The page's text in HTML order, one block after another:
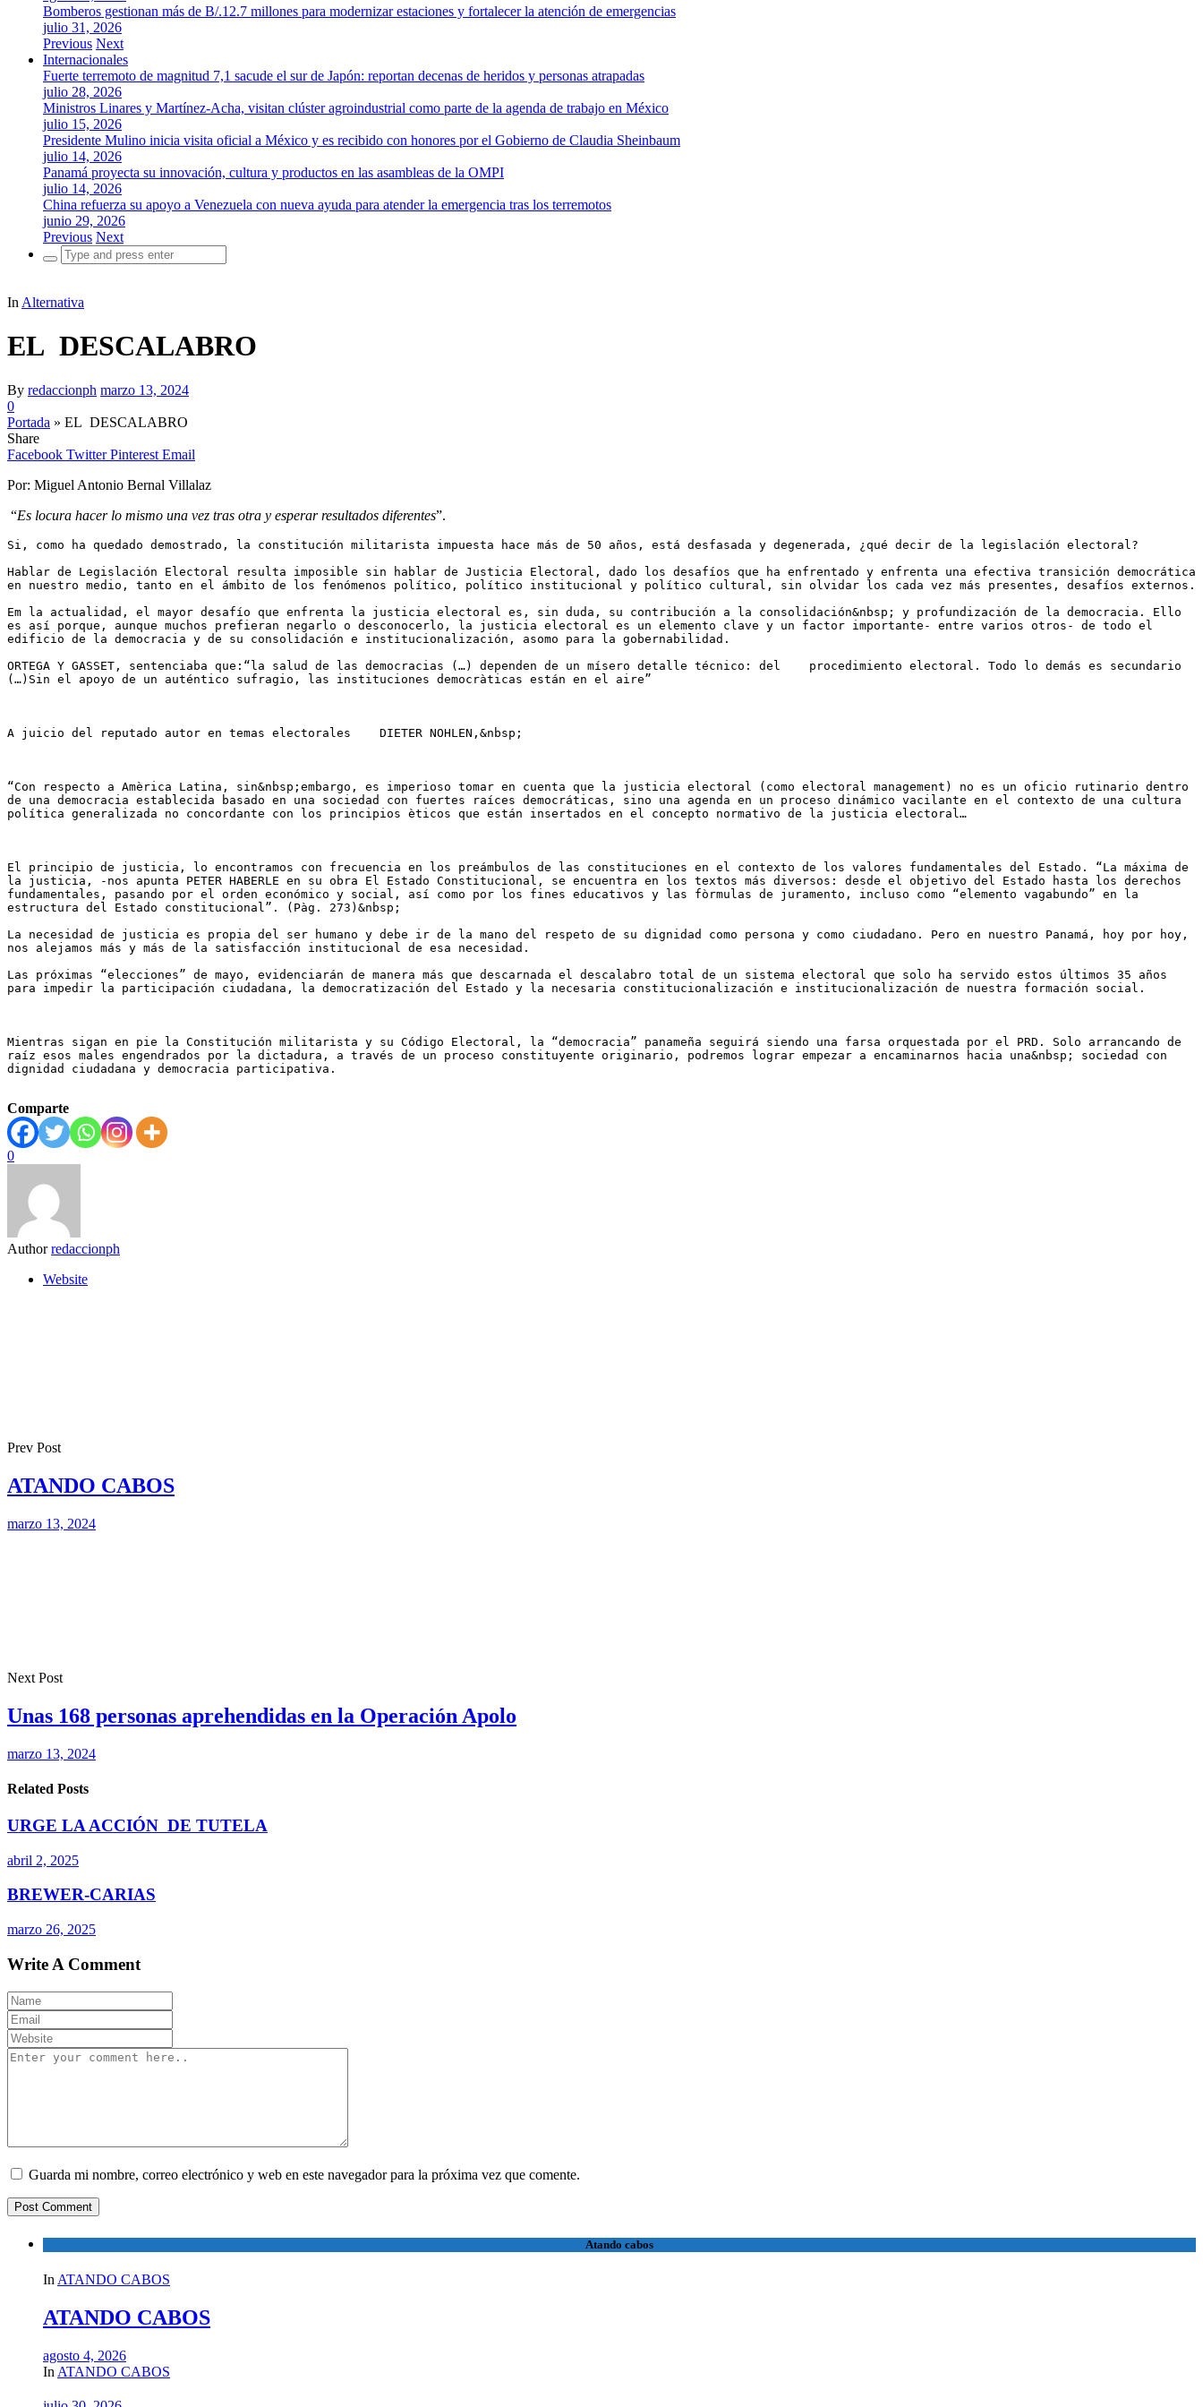
Bomberos gestionan más de B/.12.7 millones para modernizar estaciones y fortalecer la atención de emergencias
julio 31, 2026
Previous Next
Internacionales
Fuerte terremoto de magnitud 7,1 sacude el sur de Japón: reportan decenas de heridos y personas atrapadas
julio 28, 2026
Ministros Linares y Martínez-Acha, visitan clúster agroindustrial como parte de la agenda de trabajo en México
julio 15, 2026
Presidente Mulino inicia visita oficial a México y es recibido con honores por el Gobierno de Claudia Sheinbaum
julio 14, 2026
Panamá proyecta su innovación, cultura y productos en las asambleas de la OMPI
julio 14, 2026
China refuerza su apoyo a Venezuela con nueva ayuda para atender la emergencia tras los terremotos
junio 29, 2026
Previous Next
Search
for:
In Alternativa
EL DESCALABRO
By redaccionph marzo 13, 2024
0
Portada » EL DESCALABRO
Share
Facebook Twitter Pinterest Email
Por: Miguel Antonio Bernal Villalaz
“Es locura hacer lo mismo una vez tras otra y esperar resultados diferentes”.
Si, como ha quedado demostrado, la constitución militarista impuesta hace más de 50 años, está desfasada y degenerada, ¿qué decir de la legislación electoral?
Hablar de Legislación Electoral resulta imposible sin hablar de Justicia Electoral, dado los desafíos que ha enfrentado y enfrenta una efectiva transición democrática
en nuestro medio, tanto en el ámbito de los fenómenos político, político institucional y político cultural, sin olvidar los cada vez más presentes, desafíos externos.
Em la actualidad, el mayor desafío que enfrenta la justicia electoral es, sin duda, su contribución a la consolidación&nbsp; y profundización de la democracia. Ello
es así porque, aunque muchos prefieran negarlo o desconocerlo, la justicia electoral es un elemento clave y un factor importante- entre varios otros- de todo el
edificio de la democracia y de su consolidación e institucionalización, asomo para la gobernabilidad.
ORTEGA Y GASSET, sentenciaba que:“la salud de las democracias (…) dependen de un mísero detalle técnico: del    procedimiento electoral. Todo lo demás es secundario
(…)Sin el apoyo de un auténtico sufragio, las instituciones democràticas están en el aire”
A juicio del reputado autor en temas electorales    DIETER NOHLEN,&nbsp;
“Con respecto a Amèrica Latina, sin&nbsp;embargo, es imperioso tomar en cuenta que la justicia electoral (como electoral management) no es un oficio rutinario dentro
de una democracia establecida basado en una sociedad con fuertes raíces democráticas, sino una agenda en un proceso dinámico vacilante en el contexto de una cultura
política generalizada no concordante con los principios èticos que están insertados en el concepto normativo de la justicia electoral…
El principio de justicia, lo encontramos con frecuencia en los preámbulos de las constituciones en el contexto de los valores fundamentales del Estado. “La máxima de
la justicia, -nos apunta PETER HABERLE en su obra El Estado Constitucional, se encuentra en los textos más diversos: desde el objetivo del Estado hasta los derechos
fundamentales, pasando por el orden económico y social, así como por los fines educativos y las fòrmulas de juramento, incluso como “elemento vagabundo” en la
estructura del Estado constitucional”. (Pàg. 273)&nbsp;
La necesidad de justicia es propia del ser humano y debe ir de la mano del respeto de su dignidad como persona y como ciudadano. Pero en nuestro Panamá, hoy por hoy,
nos alejamos más y más de la satisfacción institucional de esa necesidad.
Las próximas “elecciones” de mayo, evidenciarán de manera más que descarnada el descalabro total de un sistema electoral que solo ha servido estos últimos 35 años
para impedir la participación ciudadana, la democratización del Estado y la necesaria constitucionalización e institucionalización de nuestra formación social.
Mientras sigan en pie la Constitución militarista y su Código Electoral, la “democracia” panameña seguirá siendo una farsa orquestada por el PRD. Solo arrancando de
raíz esos males engendrados por la dictadura, a través de un proceso constituyente originario, podremos lograr empezar a encaminarnos hacia una&nbsp; sociedad con
dignidad ciudadana y democracia participativa.
Comparte
0
Author redaccionph
Website
Prev Post
ATANDO CABOS
marzo 13, 2024
Next Post
Unas 168 personas aprehendidas en la Operación Apolo
marzo 13, 2024
Related Posts
URGE LA ACCIÓN DE TUTELA
abril 2, 2025
BREWER-CARIAS
marzo 26, 2025
Write A Comment
Guarda mi nombre, correo electrónico y web en este navegador para la próxima vez que comente.
Atando cabos
In ATANDO CABOS
ATANDO CABOS
agosto 4, 2026
In ATANDO CABOS